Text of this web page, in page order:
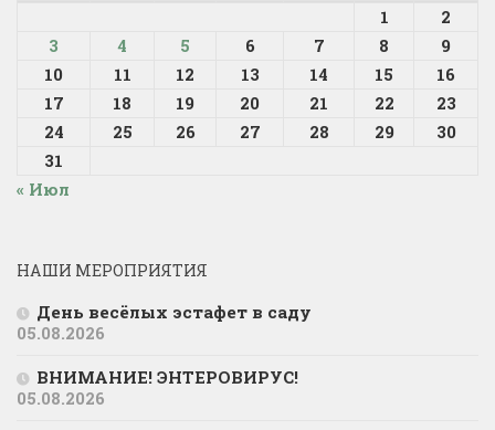
1
2
3
4 5 6 7 8
9
10
11 12 13 14 15
16
17
18 19 20 21 22
23
24
25 26 27 28 29
30
31
« Июл
НАШИ МЕРОПРИЯТИЯ
День весёлых эстафет в саду
05.08.2026
ВНИМАНИЕ! ЭНТЕРОВИРУС!
05.08.2026